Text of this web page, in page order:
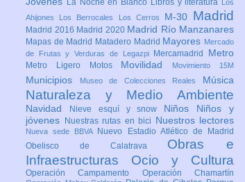
La Noche en Blanco Libros y literatura
Los
Ahijones
Los Berrocales Los Cerros M-30 Madrid
Madrid 2016 Madrid 2020 Madrid Río Manzanares
Mapas de Madrid Matadero Madrid Mayores Mercado
de Frutas y Verduras de Legazpi
Mercamadrid Metro
Metro Ligero Motos Movilidad Movimiento 15M
Municipios Museo de Colecciones Reales Música
Naturaleza y Medio Ambiente
Navidad Nieve esquí y snow Niños Niños y
jóvenes
Nuestras rutas en bici Nuestros lectores
Nueva sede BBVA
Nuevo Estadio Atlético de Madrid
Obelisco de Calatrava Obras e
Infraestructuras Ocio y Cultura
Operación Campamento Operación Chamartín